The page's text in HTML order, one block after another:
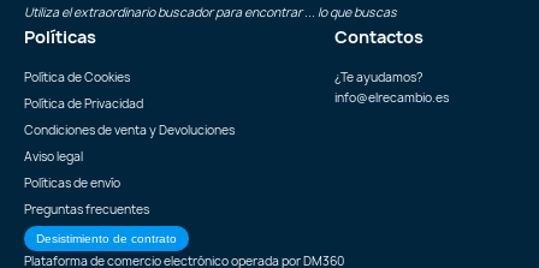
Utiliza el extraordinario buscador para encontrar ... lo que buscas
Políticas
Política de Cookies
Política de Privacidad
Condiciones de venta y Devoluciones
Aviso legal
Políticas de envío
Preguntas frecuentes
Desistimiento de contrato
Contactos
¿Te ayudamos?
info@elrecambio.es
Plataforma de comercio electrónico operada porDM360